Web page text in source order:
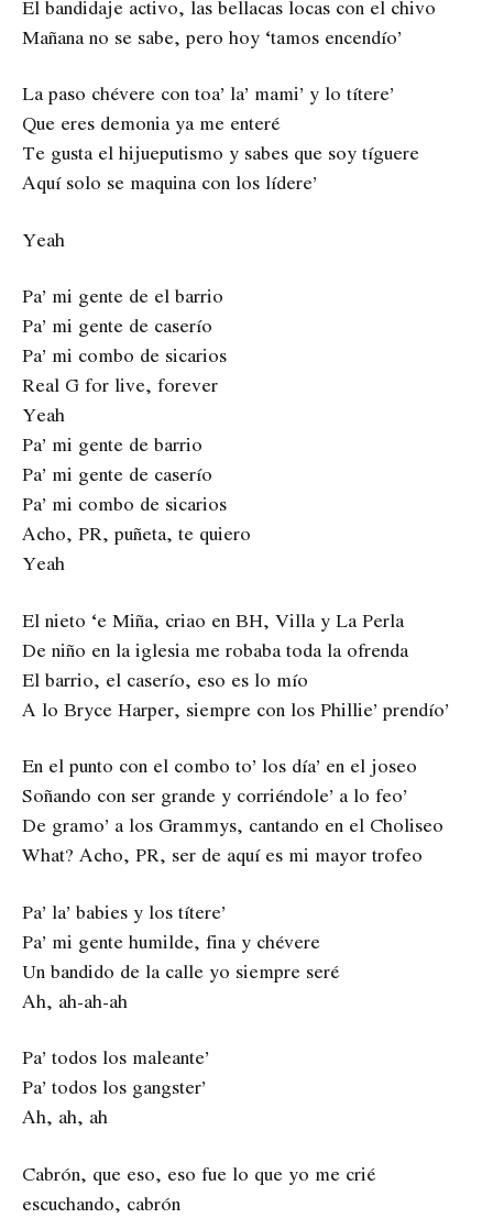
El bandidaje activo, las bellacas locas con el chivo
Mañana no se sabe, pero hoy ‘tamos encendío’
La paso chévere con toa’ la’ mami’ y lo títere’
Que eres demonia ya me enteré
Te gusta el hijueputismo y sabes que soy tíguere
Aquí solo se maquina con los lídere’
Yeah
Pa’ mi gente de el barrio
Pa’ mi gente de caserío
Pa’ mi combo de sicarios
Real G for live, forever
Yeah
Pa’ mi gente de barrio
Pa’ mi gente de caserío
Pa’ mi combo de sicarios
Acho, PR, puñeta, te quiero
Yeah
El nieto ‘e Miña, criao en BH, Villa y La Perla
De niño en la iglesia me robaba toda la ofrenda
El barrio, el caserío, eso es lo mío
A lo Bryce Harper, siempre con los Phillie’ prendío’
En el punto con el combo to’ los día’ en el joseo
Soñando con ser grande y corriéndole’ a lo feo’
De gramo’ a los Grammys, cantando en el Choliseo
What? Acho, PR, ser de aquí es mi mayor trofeo
Pa’ la’ babies y los títere’
Pa’ mi gente humilde, fina y chévere
Un bandido de la calle yo siempre seré
Ah, ah-ah-ah
Pa’ todos los maleante’
Pa’ todos los gangster’
Ah, ah, ah
Cabrón, que eso, eso fue lo que yo me crié
escuchando, cabrón